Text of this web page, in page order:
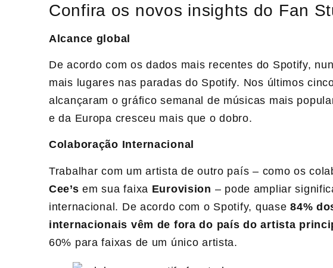
Confira os novos insights do Fan
Alcance global
De acordo com os dados mais recentes do Spotify,
mais lugares nas paradas do Spotify. Nos últimos
alcançaram o gráfico semanal de músicas mais
e da Europa cresceu mais que o dobro.
Colaboração Internacional
Trabalhar com um artista de outro país – como os
Cee’s em sua faixa Eurovision – pode ampliar
internacional. De acordo com o Spotify, quase 84%
internacionais vêm de fora do país do artista
60% para faixas de um único artista.